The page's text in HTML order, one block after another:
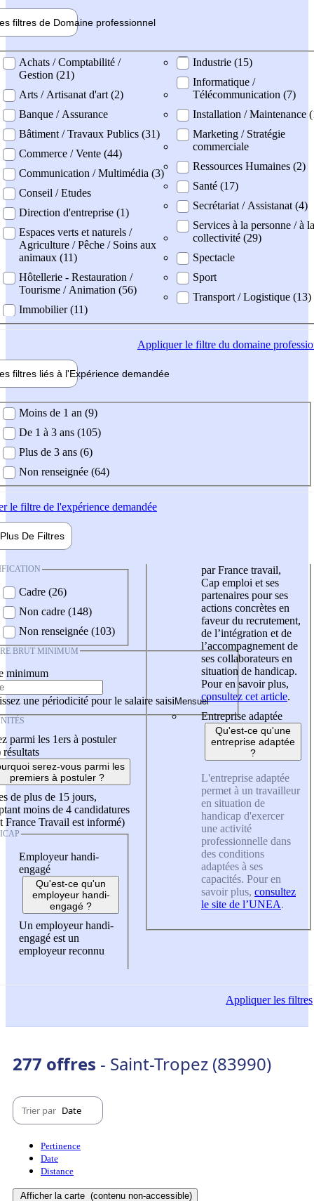
filtres de Domaine professionnel
professionel
Achats / Comptabilité /
Gestion (21)
Arts / Artisanat d'art (2)
Banque / Assurance
Bâtiment / Travaux Publics (31)
Commerce / Vente (44)
Communication / Multimédia (3)
Conseil / Etudes
Direction d'entreprise (1)
Espaces verts et naturels /
Agriculture / Pêche / Soins aux
animaux (11)
Hôtellerie - Restauration /
Tourisme / Animation (56)
Immobilier (11)
Industrie (15)
Informatique /
Télécommunication (7)
Installation / Maintenance
Marketing / Stratégie
commerciale
Ressources Humaines (2)
Santé (17)
Secrétariat / Assistanat (4)
Services à la personne / à la
collectivité (29)
Spectacle
Sport
Transport / Logistique (13)
Appliquerle filtre du domaine
filtres liés à l'Expérience demandée
demandée
Moins de 1 an (9)
De 1 à 3 ans (105)
Plus de 3 ans (6)
Non renseignée (64)
le filtre de l'expérience demandée
Plus De Filtres
Cadre (26)
Non cadre (148)
Non renseignée (103)
BRUT MINIMUM
minimum
une périodicité pour le salaire saisi
parmi les 1ers à postuler
résultats
serez-vous parmi les
premiers à postuler ?
de plus de 15 jours,
moins de 4 candidatures
France Travail est informé)
Employeur handi-
engagé
Qu'est-ce qu'un
employeur handi-
engagé ?
Un employeur handi-
engagé est un
employeur reconnu
par France travail,
Cap emploi et ses
partenaires pour ses
actions concrètes en
faveur du recrutement,
de l’intégration et de
l’accompagnement de
ses collaborateurs en
situation de handicap.
Pour en savoir plus,
consultez cet article.
Entreprise adaptée
Qu'est-ce qu'une
entreprise adaptée
?
L'entreprise adaptée
permet à un travailleur
en situation de
handicap d'exercer
une activité
professionnelle dans
des conditions
adaptées à ses
capacités. Pour en
savoir plus, consultez
le site de l’UNEA.
Appliquerles filtres
277 offres - Saint-Tropez (83990)
Trier par Date
Pertinence
Date
Distance
Afficher la carte (contenu non-accessible)